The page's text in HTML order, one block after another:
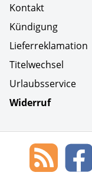
Kontakt
Kündigung
Lieferreklamation
Titelwechsel
Urlaubsservice
Widerruf
Social Media
Blog
des